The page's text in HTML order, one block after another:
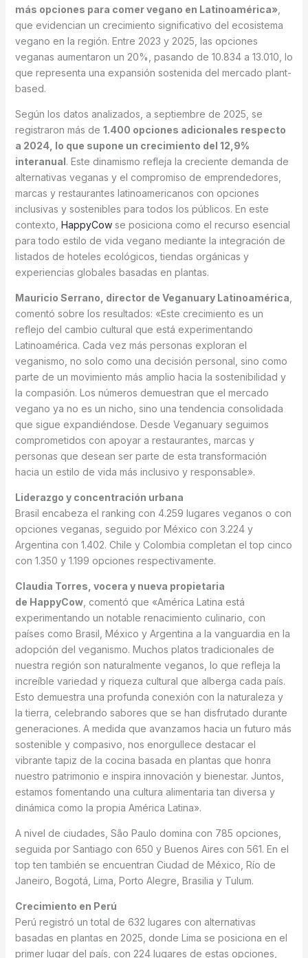
más opciones para comer vegano en Latinoamérica»,
que evidencian un crecimiento significativo del ecosistema
vegano en la región. Entre 2023 y 2025, las opciones
veganas aumentaron un 20%, pasando de 10.834 a 13.010, lo
que representa una expansión sostenida del mercado plant-
based.
Según los datos analizados, a septiembre de 2025, se
registraron más de 1.400 opciones adicionales respecto
a 2024, lo que supone un crecimiento del 12,9%
interanual. Este dinamismo refleja la creciente demanda de
alternativas veganas y el compromiso de emprendedores,
marcas y restaurantes latinoamericanos con opciones
inclusivas y sostenibles para todos los públicos. En este
contexto, HappyCowse posiciona como el recurso esencial
para todo estilo de vida vegano mediante la integración de
listados de hoteles ecológicos, tiendas orgánicas y
experiencias globales basadas en plantas.
Mauricio Serrano, director de Veganuary Latinoamérica
comentó sobre los resultados: «Este crecimiento es un
reflejo del cambio cultural que está experimentando
Latinoamérica. Cada vez más personas exploran el
veganismo, no solo como una decisión personal, sino como
parte de un movimiento más amplio hacia la sostenibilidad y
la compasión. Los números demuestran que el mercado
vegano ya no es un nicho, sino una tendencia consolidada
que sigue expandiéndose. Desde Veganuary seguimos
comprometidos con apoyar a restaurantes, marcas y
personas que desean ser parte de esta transformación
hacia un estilo de vida más inclusivo y responsable».
Liderazgo y concentración urbana
Brasil encabeza el ranking con 4.259 lugares veganos o con
opciones veganas, seguido por México con 3.224 y
Argentina con 1.402. Chile y Colombia completan el top cinco
con 1.350 y 1.199 opciones respectivamente.
Claudia Torres, vocera y nueva propietaria
de HappyCow, comentó que «América Latina está
experimentando un notable renacimiento culinario, con
países como Brasil, México y Argentina a la vanguardia en la
adopción del veganismo. Muchos platos tradicionales de
nuestra región son naturalmente veganos, lo que refleja la
increíble variedad y riqueza cultural que alberga cada país.
Esto demuestra una profunda conexión con la naturaleza y
la tierra, celebrando sabores que se han disfrutado durante
generaciones. A medida que avanzamos hacia un futuro más
sostenible y compasivo, nos enorgullece destacar el
vibrante tapiz de la cocina basada en plantas que honra
nuestro patrimonio e inspira innovación y bienestar. Juntos,
estamos fomentando una cultura alimentaria tan diversa y
dinámica como la propia América Latina».
A nivel de ciudades, São Paulo domina con 785 opciones,
seguida por Santiago con 650 y Buenos Aires con 561. En el
top ten también se encuentran Ciudad de México, Río de
Janeiro, Bogotá, Lima, Porto Alegre, Brasilia y Tulum.
Crecimiento en Perú
Perú registró un total de 632 lugares con alternativas
basadas en plantas en 2025, donde Lima se posiciona en el
primer lugar del país, con 224 lugares de estas opciones,